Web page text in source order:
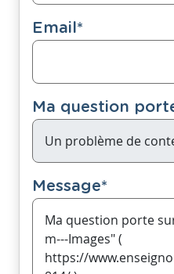
Email*
Ma question
Message*